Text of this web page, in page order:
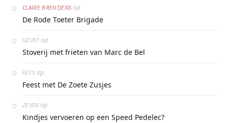
CLAIRE BRENTJENS op
De Rode Toeter Brigade
GEUST op
Stoverij met frieten van Marc de Bel
KEES op
Feest met De Zoete Zusjes
ZEVER op
Kindjes vervoeren op een Speed Pedelec?